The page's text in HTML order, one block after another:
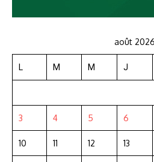
août 2026
L M M J
3 4 5 6
10 11 12 13